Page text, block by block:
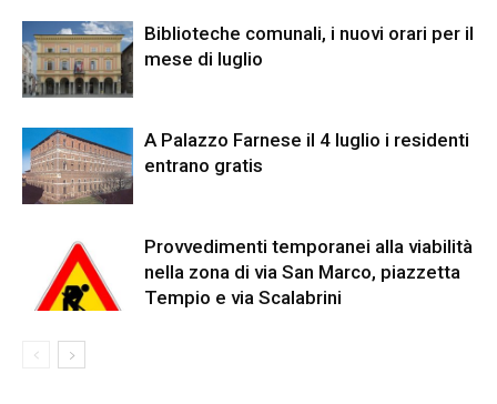
Biblioteche comunali, i nuovi orari per il
mese di luglio
A Palazzo Farnese il 4 luglio i residenti
entrano gratis
Provvedimenti temporanei alla viabilità
nella zona di via San Marco, piazzetta
Tempio e via Scalabrini